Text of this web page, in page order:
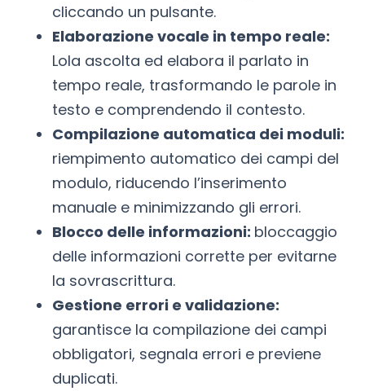
cliccando un pulsante.
Elaborazione vocale in tempo reale:
Lola ascolta ed elabora il parlato in
tempo reale, trasformando le parole in
testo e comprendendo il contesto.
Compilazione automatica dei moduli:
riempimento automatico dei campi del
modulo, riducendo l’inserimento
manuale e minimizzando gli errori.
Blocco delle informazioni: bloccaggio
delle informazioni corrette per evitarne
la sovrascrittura.
Gestione errori e validazione:
garantisce la compilazione dei campi
obbligatori, segnala errori e previene
duplicati.